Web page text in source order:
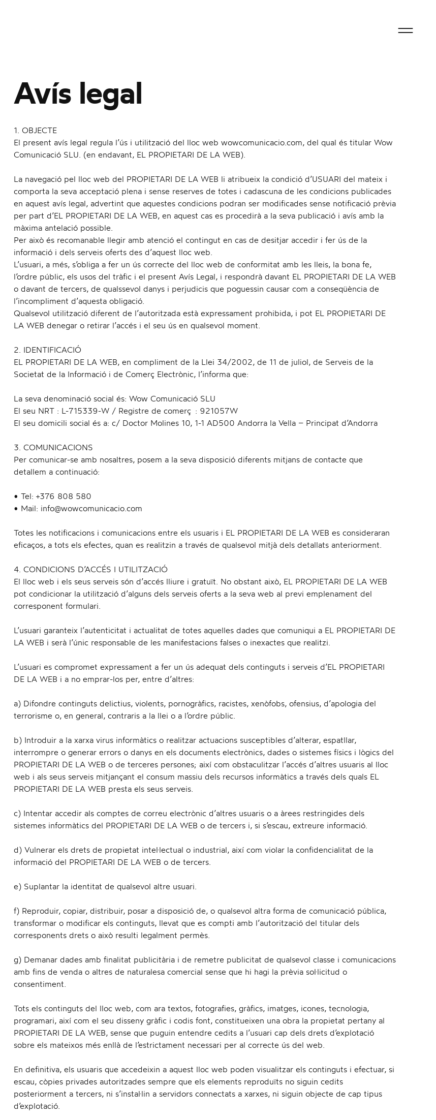
T
Avís legal
1. OBJECTE
El present avís legal regula l’ús i utilització del lloc web wowcomunicacio.com, del qual és titular Wow
Comunicació SLU. (en endavant, EL PROPIETARI DE LA WEB).
La navegació pel lloc web del PROPIETARI DE LA WEB li atribueix la condició d’USUARI del mateix i
comporta la seva acceptació plena i sense reserves de totes i cadascuna de les condicions publicades
en aquest avís legal, advertint que aquestes condicions podran ser modificades sense notificació prèvia
per part d’EL PROPIETARI DE LA WEB, en aquest cas es procedirà a la seva publicació i avís amb la
màxima antelació possible.
Per això és recomanable llegir amb atenció el contingut en cas de desitjar accedir i fer ús de la
informació i dels serveis oferts des d’aquest lloc web.
L’usuari, a més, s’obliga a fer un ús correcte del lloc web de conformitat amb les lleis, la bona fe,
l’ordre públic, els usos del tràfic i el present Avís Legal, i respondrà davant EL PROPIETARI DE LA WEB
o davant de tercers, de qualssevol danys i perjudicis que poguessin causar com a conseqüència de
l’incompliment d’aquesta obligació.
Qualsevol utilització diferent de l’autoritzada està expressament prohibida, i pot EL PROPIETARI DE
LA WEB denegar o retirar l’accés i el seu ús en qualsevol moment.
2. IDENTIFICACIÓ
EL PROPIETARI DE LA WEB, en compliment de la Llei 34/2002, de 11 de juliol, de Serveis de la
Societat de la Informació i de Comerç Electrònic, l’informa que:
La seva denominació social és: Wow Comunicació SLU
El seu NRT : L-715339-W / Registre de comerç : 921057W
El seu domicili social és a: c/ Doctor Molines 10, 1-1 AD500 Andorra la Vella – Principat d’Andorra
3. COMUNICACIONS
Per comunicar-se amb nosaltres, posem a la seva disposició diferents mitjans de contacte que
detallem a continuació:
• Tel: +376 808 580
• Mail: info@wowcomunicacio.com
Totes les notificacions i comunicacions entre els usuaris i EL PROPIETARI DE LA WEB es consideraran
eficaços, a tots els efectes, quan es realitzin a través de qualsevol mitjà dels detallats anteriorment.
4. CONDICIONS D’ACCÉS I UTILITZACIÓ
El lloc web i els seus serveis són d’accés lliure i gratuït. No obstant això, EL PROPIETARI DE LA WEB
pot condicionar la utilització d’alguns dels serveis oferts a la seva web al previ emplenament del
corresponent formulari.
L’usuari garanteix l’autenticitat i actualitat de totes aquelles dades que comuniqui a EL PROPIETARI DE
LA WEB i serà l’únic responsable de les manifestacions falses o inexactes que realitzi.
L’usuari es compromet expressament a fer un ús adequat dels continguts i serveis d’EL PROPIETARI
DE LA WEB i a no emprar-los per, entre d’altres:
a) Difondre continguts delictius, violents, pornogràfics, racistes, xenòfobs, ofensius, d’apologia del
terrorisme o, en general, contraris a la llei o a l’ordre públic.
b) Introduir a la xarxa virus informàtics o realitzar actuacions susceptibles d’alterar, espatllar,
interrompre o generar errors o danys en els documents electrònics, dades o sistemes físics i lògics del
PROPIETARI DE LA WEB o de terceres persones; així com obstaculitzar l’accés d’altres usuaris al lloc
web i als seus serveis mitjançant el consum massiu dels recursos informàtics a través dels quals EL
PROPIETARI DE LA WEB presta els seus serveis.
c) Intentar accedir als comptes de correu electrònic d’altres usuaris o a àrees restringides dels
sistemes informàtics del PROPIETARI DE LA WEB o de tercers i, si s’escau, extreure informació.
d) Vulnerar els drets de propietat intel·lectual o industrial, així com violar la confidencialitat de la
informació del PROPIETARI DE LA WEB o de tercers.
e) Suplantar la identitat de qualsevol altre usuari.
f) Reproduir, copiar, distribuir, posar a disposició de, o qualsevol altra forma de comunicació pública,
transformar o modificar els continguts, llevat que es compti amb l’autorització del titular dels
corresponents drets o això resulti legalment permès.
g) Demanar dades amb finalitat publicitària i de remetre publicitat de qualsevol classe i comunicacions
amb fins de venda o altres de naturalesa comercial sense que hi hagi la prèvia sol·licitud o
consentiment.
Tots els continguts del lloc web, com ara textos, fotografies, gràfics, imatges, icones, tecnologia,
programari, així com el seu disseny gràfic i codis font, constitueixen una obra la propietat pertany al
PROPIETARI DE LA WEB, sense que puguin entendre cedits a l’usuari cap dels drets d’explotació
sobre els mateixos més enllà de l’estrictament necessari per al correcte ús del web.
En definitiva, els usuaris que accedeixin a aquest lloc web poden visualitzar els continguts i efectuar, si
escau, còpies privades autoritzades sempre que els elements reproduïts no siguin cedits
posteriorment a tercers, ni s’instal·lin a servidors connectats a xarxes, ni siguin objecte de cap tipus
d’explotació.